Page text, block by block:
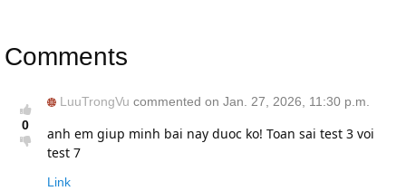
Comments
0
LuuTrongVu commented on Jan. 27, 2026, 11:30 p.m.
anh em giup minh bai nay duoc ko! Toan sai test 3 voi
test 7
Link